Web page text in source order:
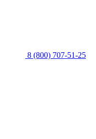
8 (800) 707-51-25